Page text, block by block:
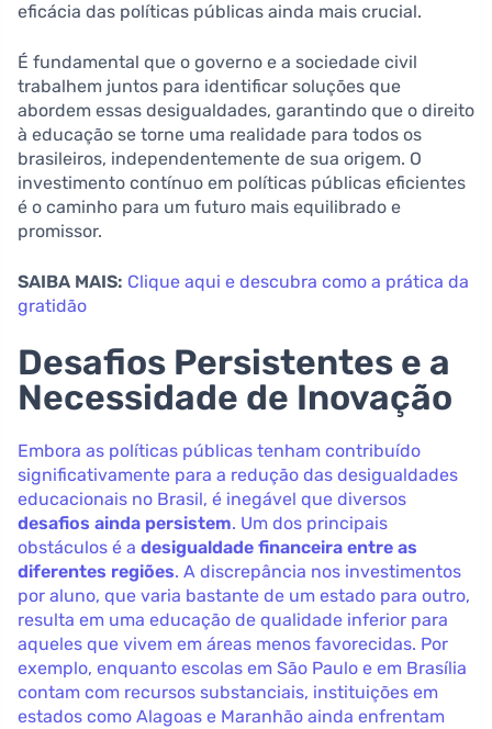
eficácia das políticas públicas ainda mais crucial.
É fundamental que o governo e a sociedade civil
trabalhem juntos para identificar soluções que
abordem essas desigualdades, garantindo que o direito
à educação se torne uma realidade para todos os
brasileiros, independentemente de sua origem. O
investimento contínuo em políticas públicas eficientes
é o caminho para um futuro mais equilibrado e
promissor.
SAIBA MAIS: Clique aqui e descubra como a prática da
gratidão
Desafios Persistentes e a
Necessidade de Inovação
Embora as políticas públicas tenham contribuído
significativamente para a redução das desigualdades
educacionais no Brasil, é inegável que diversos
desafios ainda persistem. Um dos principais
obstáculos é a desigualdade financeira entre as
diferentes regiões. A discrepância nos investimentos
por aluno, que varia bastante de um estado para outro,
resulta em uma educação de qualidade inferior para
aqueles que vivem em áreas menos favorecidas. Por
exemplo, enquanto escolas em São Paulo e em Brasília
contam com recursos substanciais, instituições em
estados como Alagoas e Maranhão ainda enfrentam